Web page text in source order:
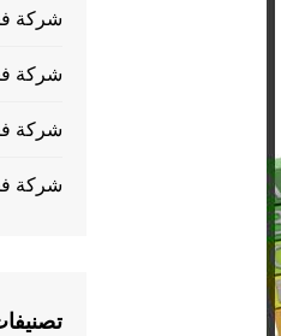
شركة
شركة
شركة
شركة